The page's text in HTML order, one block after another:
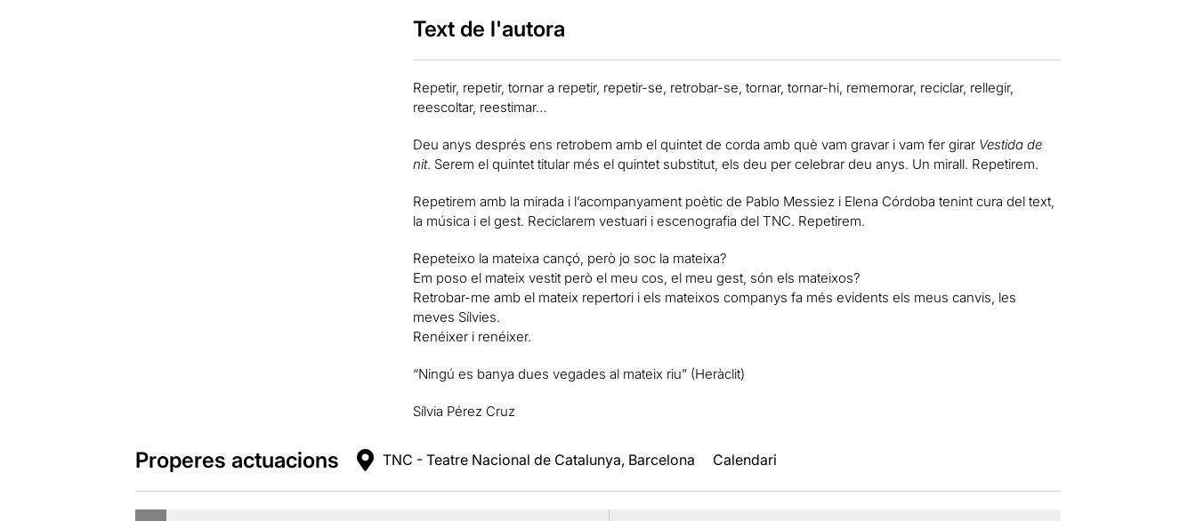
Text de l'autora
Repetir, repetir, tornar a repetir, repetir-se, retrobar-se, tornar, tornar-hi, rememorar, reciclar, rellegir,
reescoltar, reestimar…
Deu anys després ens retrobem amb el quintet de corda amb què vam gravar i vam fer girar Vestida de
nit. Serem el quintet titular més el quintet substitut, els deu per celebrar deu anys. Un mirall. Repetirem.
Repetirem amb la mirada i l’acompanyament poètic de Pablo Messiez i Elena Córdoba tenint cura del text,
la música i el gest. Reciclarem vestuari i escenografia del TNC. Repetirem.
Repeteixo la mateixa cançó, però jo soc la mateixa?
Em poso el mateix vestit però el meu cos, el meu gest, són els mateixos?
Retrobar-me amb el mateix repertori i els mateixos companys fa més evidents els meus canvis, les
meves Sílvies.
Renéixer i renéixer.
“Ningú es banya dues vegades al mateix riu” (Heràclit)
Sílvia Pérez Cruz
Properes actuacions TNC - Teatre Nacional de Catalunya, Barcelona Calendari